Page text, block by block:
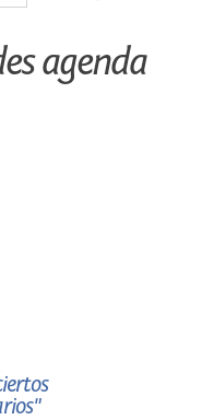
agenda